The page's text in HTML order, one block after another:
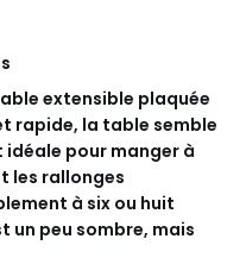
extensible plaquée
rapide, la table semble
idéale pour manger à
les rallonges
à six ou huit
un peu sombre, mais